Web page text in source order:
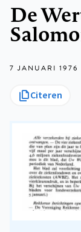
De
7 JANUARI 1976
Citeren